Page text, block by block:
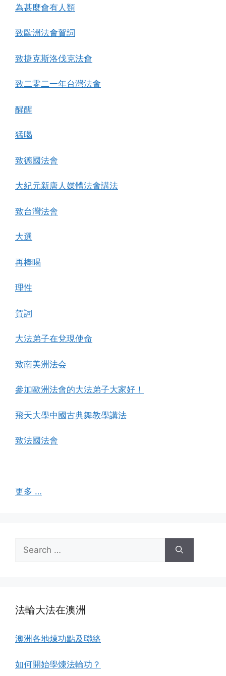
為甚麼會有人類
致歐洲法會賀詞
致捷克斯洛伐克法會
致二零二一年台灣法會
醒醒
猛喝
致德國法會
大紀元新唐人媒體法會講法
致台灣法會
大選
再棒喝
理性
賀詞
大法弟子在兌現使命
致南美洲法会
參加歐洲法會的大法弟子大家好！
飛天大學中國古典舞教學講法
致法國法會
更多 …
Search
for:
法輪大法在澳洲
澳洲各地煉功點及聯絡
如何開始學煉法輪功？